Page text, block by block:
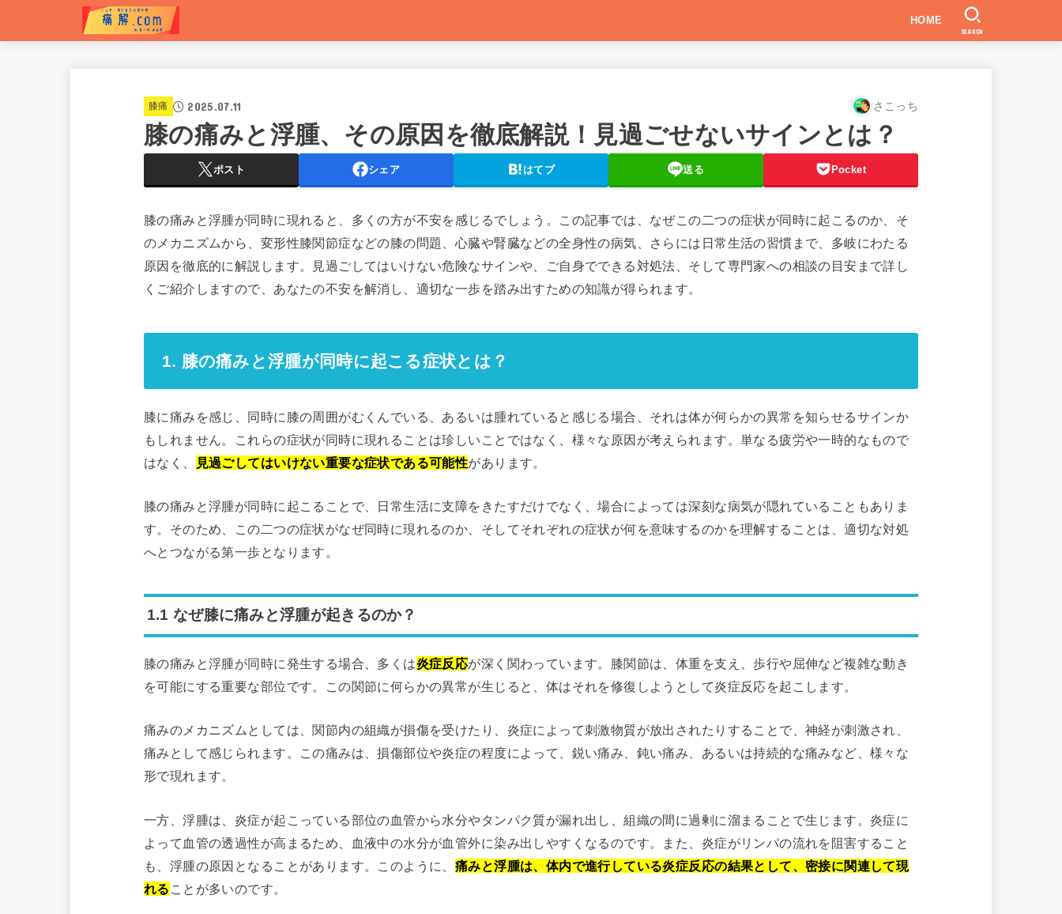
HOME
SEARCH
膝痛 2025.07.11 さこっち
膝の痛みと浮腫、その原因を徹底解説！見過ごせないサインとは？
ポスト シェア はてブ 送る Pocket
膝の痛みと浮腫が同時に現れると、多くの方が不安を感じるでしょう。この記事では、なぜこの二つの症状が同時に起こるのか、そ
のメカニズムから、変形性膝関節症などの膝の問題、心臓や腎臓などの全身性の病気、さらには日常生活の習慣まで、多岐にわたる
原因を徹底的に解説します。見過ごしてはいけない危険なサインや、ご自身でできる対処法、そして専門家への相談の目安まで詳し
くご紹介しますので、あなたの不安を解消し、適切な一歩を踏み出すための知識が得られます。
1. 膝の痛みと浮腫が同時に起こる症状とは？
膝に痛みを感じ、同時に膝の周囲がむくんでいる、あるいは腫れていると感じる場合、それは体が何らかの異常を知らせるサインか
もしれません。これらの症状が同時に現れることは珍しいことではなく、様々な原因が考えられます。単なる疲労や一時的なもので
はなく、
見過ごしてはいけない重要な症状である可能性があります。
膝の痛みと浮腫が同時に起こることで、日常生活に支障をきたすだけでなく、場合によっては深刻な病気が隠れていることもありま
す。そのため、この二つの症状がなぜ同時に現れるのか、そしてそれぞれの症状が何を意味するのかを理解することは、適切な対処
へとつながる第一歩となります。
1.1 なぜ膝に痛みと浮腫が起きるのか？
膝の痛みと浮腫が同時に発生する場合、多くは炎症反応が深く関わっています。膝関節は、体重を支え、歩行や屈伸など複雑な動き
を可能にする重要な部位です。この関節に何らかの異常が生じると、体はそれを修復しようとして炎症反応を起こします。
痛みのメカニズムとしては、関節内の組織が損傷を受けたり、炎症によって刺激物質が放出されたりすることで、神経が刺激され、
痛みとして感じられます。この痛みは、損傷部位や炎症の程度によって、鋭い痛み、鈍い痛み、あるいは持続的な痛みなど、様々な
形で現れます。
一方、浮腫は、炎症が起こっている部位の血管から水分やタンパク質が漏れ出し、組織の間に過剰に溜まることで生じます。炎症に
よって血管の透過性が高まるため、血液中の水分が血管外に染み出しやすくなるのです。また、炎症がリンパの流れを阻害すること
も、浮腫の原因となることがあります。このように、 痛みと浮腫は、体内で進行している炎症反応の結果として、密接に関連して現
れる ことが多いのです。